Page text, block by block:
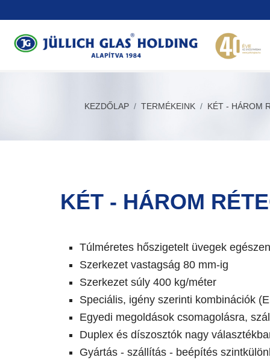
KEZDŐLAP TERMÉKEINK KÉT - HÁROM
KÉT - HÁROM
Túlméretes hőszigetelt üvegek
Szerkezet vastagság 80 mm-ig
Szerkezet súly 400 kg/méter
Speciális, igény szerinti kombinációk
Egyedi megoldások csomagolásra,
Duplex és díszosztók nagy
Gyártás - szállítás - beépítés